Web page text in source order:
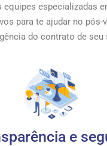
equipes especializadas
para te ajudar no pós-
do contrato de seu
e